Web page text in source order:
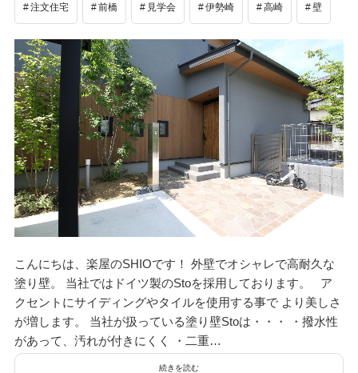
注文住宅 前橋 見学会 伊勢崎 高崎 壁
こんにちは、楽屋のSHIOです！ 外壁でオシャレで高耐久な
塗り壁。 当社ではドイツ製のStoを採用しております。 ア
クセントにサイディングやタイルを使用する事で より美しさ
が増します。 当社が扱っている塗り壁Stoは・・・ ・撥水性
があって、汚れが付きにくく ・二重…
続きを読む
設計
社長のコラム
店舗
デザイン
設計グループ